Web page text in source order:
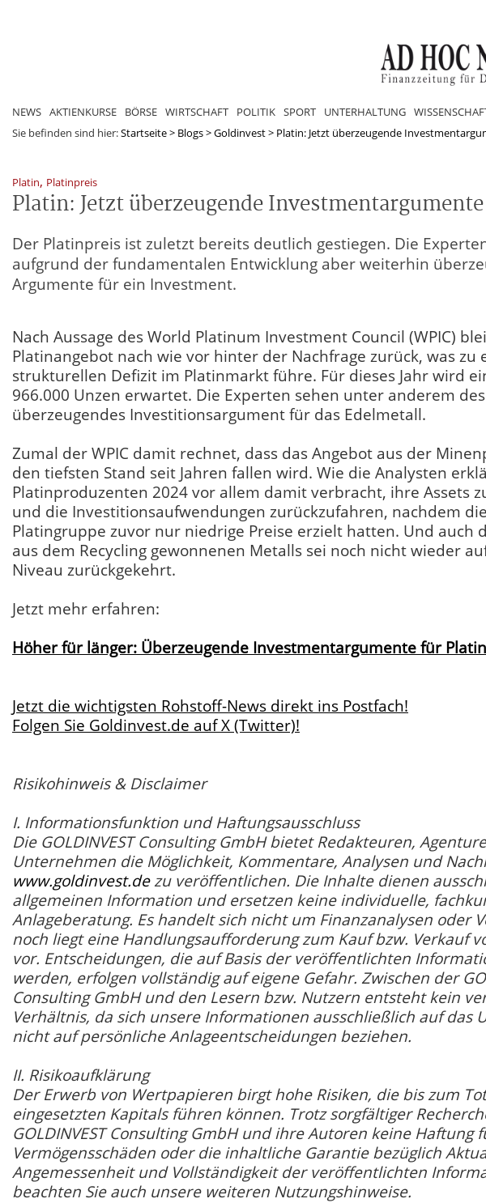
NEWS AKTIENKURSE BÖRSE WIRTSCHAFT POLITIK SPORT UNTERHALTUNG
Sie befinden sind hier:Startseite> Blogs>Goldinvest> Platin: Jetzt überzeugende
Platin, Platinpreis
Platin: Jetzt überzeugende Investmentargumente
Der Platinpreis ist zuletzt bereits deutlich gestiegen. Die
aufgrund der fundamentalen Entwicklung aber weiterhin
Argumente für ein Investment.
Nach Aussage des World Platinum Investment Council (WPIC)
Platinangebot nach wie vor hinter der Nachfrage zurück, was zu
strukturellen Defizit im Platinmarkt führe. Für dieses Jahr wird
966.000 Unzen erwartet. Die Experten sehen unter anderem
überzeugendes Investitionsargument für das Edelmetall.
Zumal der WPIC damit rechnet, dass das Angebot aus der
den tiefsten Stand seit Jahren fallen wird. Wie die Analysten
Platinproduzenten 2024 vor allem damit verbracht, ihre Assets
und die Investitionsaufwendungen zurückzufahren, nachdem
Platingruppe zuvor nur niedrige Preise erzielt hatten. Und auch
aus dem Recycling gewonnenen Metalls sei noch nicht wieder
Niveau zurückgekehrt.
Jetzt mehr erfahren:
Höher für länger: Überzeugende Investmentargumente für Platin
Jetzt die wichtigsten Rohstoff-News direkt ins Postfach!
Folgen Sie Goldinvest.de auf X (Twitter)!
Risikohinweis & Disclaimer
I. Informationsfunktion und Haftungsausschluss
Die GOLDINVEST Consulting GmbH bietet Redakteuren,
Unternehmen die Möglichkeit, Kommentare, Analysen und
www.goldinvest.dezu veröffentlichen. Die Inhalte dienen
allgemeinen Information und ersetzen keine individuelle,
Anlageberatung. Es handelt sich nicht um Finanzanalysen oder
noch liegt eine Handlungsaufforderung zum Kauf bzw. Verkauf
vor. Entscheidungen, die auf Basis der veröffentlichten
werden, erfolgen vollständig auf eigene Gefahr. Zwischen der
Consulting GmbH und den Lesern bzw. Nutzern entsteht kein
Verhältnis, da sich unsere Informationen ausschließlich auf das
nicht auf persönliche Anlageentscheidungen beziehen.
II. Risikoaufklärung
Der Erwerb von Wertpapieren birgt hohe Risiken, die bis zum
eingesetzten Kapitals führen können. Trotz sorgfältiger
GOLDINVEST Consulting GmbH und ihre Autoren keine Haftung
Vermögensschäden oder die inhaltliche Garantie bezüglich
Angemessenheit und Vollständigkeit der veröffentlichten
beachten Sie auch unsere weiteren Nutzungshinweise.